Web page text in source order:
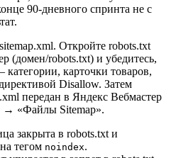
90-дневного спринта не с
Откройте robots.txt
(домен/robots.txt) и убедитесь,
карточки товаров,
Disallow. Затем
передан в Яндекс Вебмастер
→ «Файлы Sitemap».
закрыта в robots.txt и
тегом noindex.